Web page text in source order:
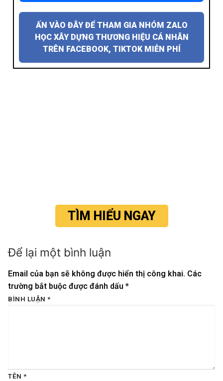
ẤN VÀO ĐÂY ĐỂ THAM GIA NHÓM ZALO
HỌC XÂY DỰNG THƯƠNG HIỆU CÁ NHÂN
TRÊN FACEBOOK, TIKTOK MIỄN PHÍ
TÌM HIỂU NGAY
Để lại một bình luận
Email của bạn sẽ không được hiển thị công khai. Các
trường bắt buộc được đánh dấu *
BÌNH LUẬN *
TÊN *